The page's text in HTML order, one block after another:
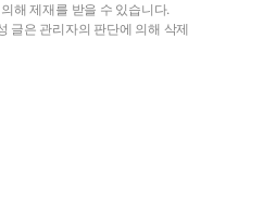
해 제재를 받을 수 있습니다.
글은 관리자의 판단에 의해 삭제